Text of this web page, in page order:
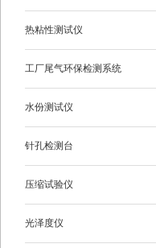
热粘性测试仪
工厂尾气环保检测系统
水份测试仪
针孔检测台
压缩试验仪
光泽度仪